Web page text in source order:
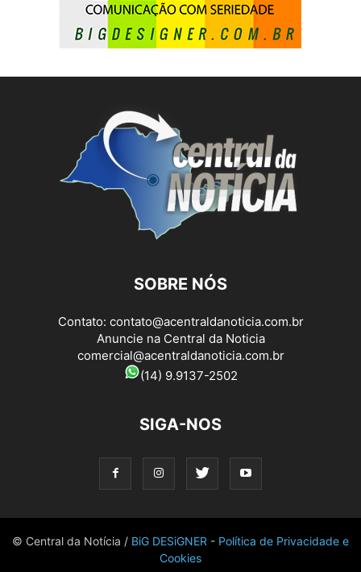
SOBRE NÓS
Contato: contato@acentraldanoticia.com.br
Anuncie na Central da Noticia
comercial@acentraldanoticia.com.br
(14) 9.9137-2502
SIGA-NOS
© Central da Notícia / BiG DESiGNER - Política de Privacidade e
Cookies